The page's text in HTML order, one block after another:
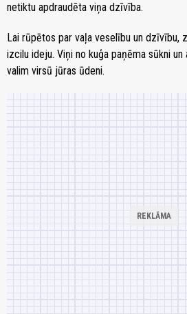
netiktu apdraudēta viņa dzīvība.
Lai rūpētos par vaļa veselību un dzīvību,
izcilu ideju. Viņi no kuģa paņēma sūkni
valim virsū jūras ūdeni.